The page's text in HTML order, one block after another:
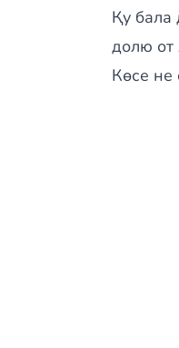
Қу бала
долю от
Көсе не